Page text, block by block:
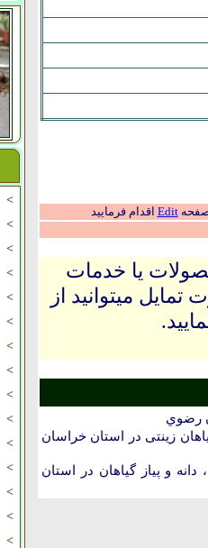
>
>
>
>
>
>
>
>
>
>
>
>
>
>
>
صفحهEdit اقدام فرمایید
یا خدمات
میتوانید از
رضوي
زینتی در استان خراسان
و پیاز گیاهان در استان